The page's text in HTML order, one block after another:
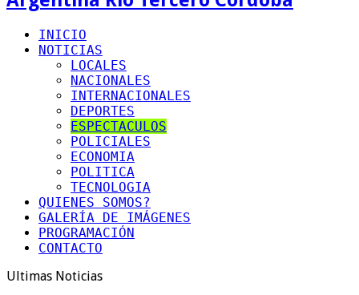
INICIO
NOTICIAS
LOCALES
NACIONALES
INTERNACIONALES
DEPORTES
ESPECTACULOS
POLICIALES
ECONOMIA
POLITICA
TECNOLOGIA
QUIENES SOMOS?
GALERÍA DE IMÁGENES
PROGRAMACIÓN
CONTACTO
Ultimas Noticias